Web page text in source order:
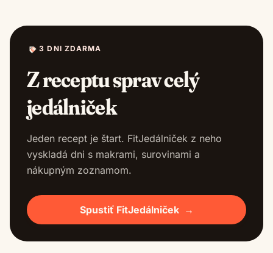
3 DNI ZDARMA
Z receptu sprav celý
jedálniček
Jeden recept je štart. FitJedálniček z neho
vyskladá dni s makrami, surovinami a
nákupným zoznamom.
Spustiť FitJedálniček →